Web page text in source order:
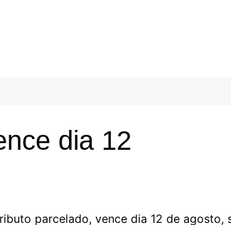
dia 12
parcelado, vence dia 12 de agosto,